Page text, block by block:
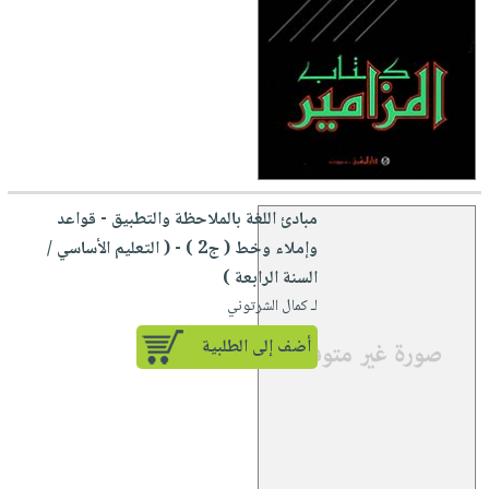
مبادئ اللغة بالملاحظة والتطبيق - قواعد
وإملاء وخط ( ج2 ) - ( التعليم الأساسي /
السنة الرابعة )
لـ كمال الشرتوني
أضف إلى الطلبية